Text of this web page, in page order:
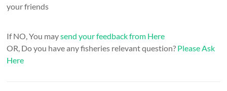
your friends
If NO, You maysend your feedback from Here
OR, Do you have any fisheries relevant question? Please Ask
Here